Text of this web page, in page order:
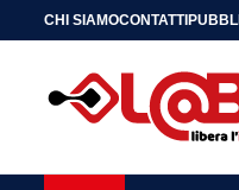
CHI SIAMOCONTATTI